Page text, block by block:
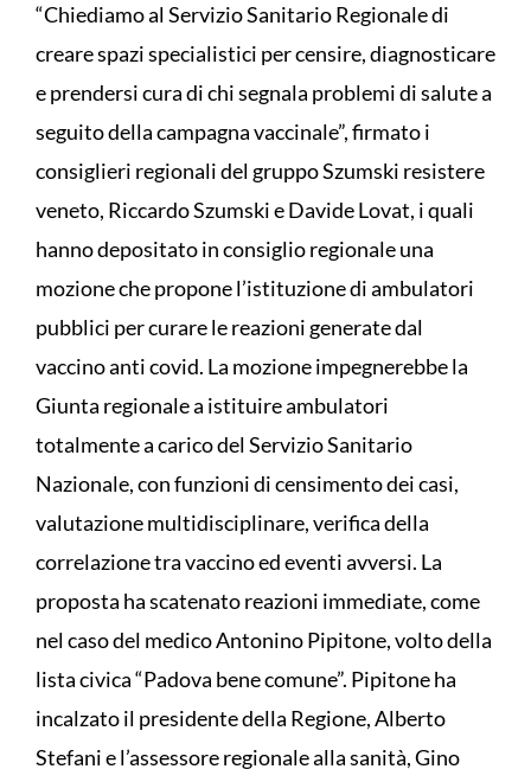
“Chiediamo al Servizio Sanitario Regionale di
creare spazi specialistici per censire, diagnosticare
e prendersi cura di chi segnala problemi di salute a
seguito della campagna vaccinale”, firmato i
consiglieri regionali del gruppo Szumski resistere
veneto, Riccardo Szumski e Davide Lovat, i quali
hanno depositato in consiglio regionale una
mozione che propone l’istituzione di ambulatori
pubblici per curare le reazioni generate dal
vaccino anti covid. La mozione impegnerebbe la
Giunta regionale a istituire ambulatori
totalmente a carico del Servizio Sanitario
Nazionale, con funzioni di censimento dei casi,
valutazione multidisciplinare, verifica della
correlazione tra vaccino ed eventi avversi. La
proposta ha scatenato reazioni immediate, come
nel caso del medico Antonino Pipitone, volto della
lista civica “Padova bene comune”. Pipitone ha
incalzato il presidente della Regione, Alberto
Stefani e l’assessore regionale alla sanità, Gino